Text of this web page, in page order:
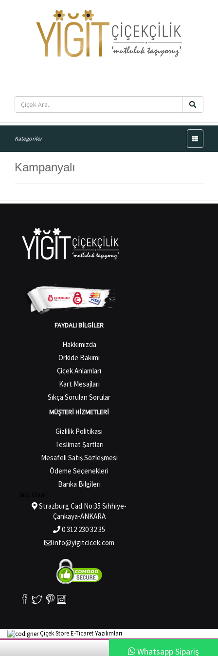
Menü
Kategoriler
Kampanyalı
FAYDALI BILGILER
Hakkımızda
Orkide Bakımı
Çiçek Anlamları
Kart Mesajları
Sıkça Sorulan Sorular
MÜŞTERI HIZMETLERI
Gizlilik Politikası
Teslimat Şartları
Mesafeli Satış Sözleşmesi
Ödeme Seçenekleri
Banka Bilgileri
Strazburg Cad.No:35 Sıhhiye-
Çankaya-ANKARA
0 312 230 32 35
info@yigitcicek.com
Çiçek Store E-Ticaret Yazılımları
Whatsapp Sipariş